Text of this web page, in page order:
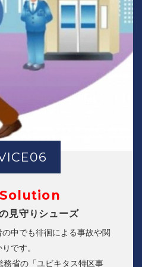
見守りシューズ
中でも徘徊による事故や関
です。
省の「ユビキタス特区事